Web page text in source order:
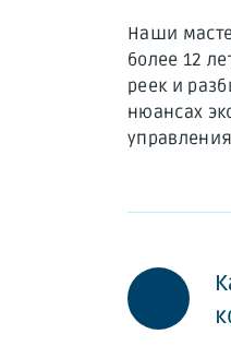
Наши
более 12
реек и
нюансах